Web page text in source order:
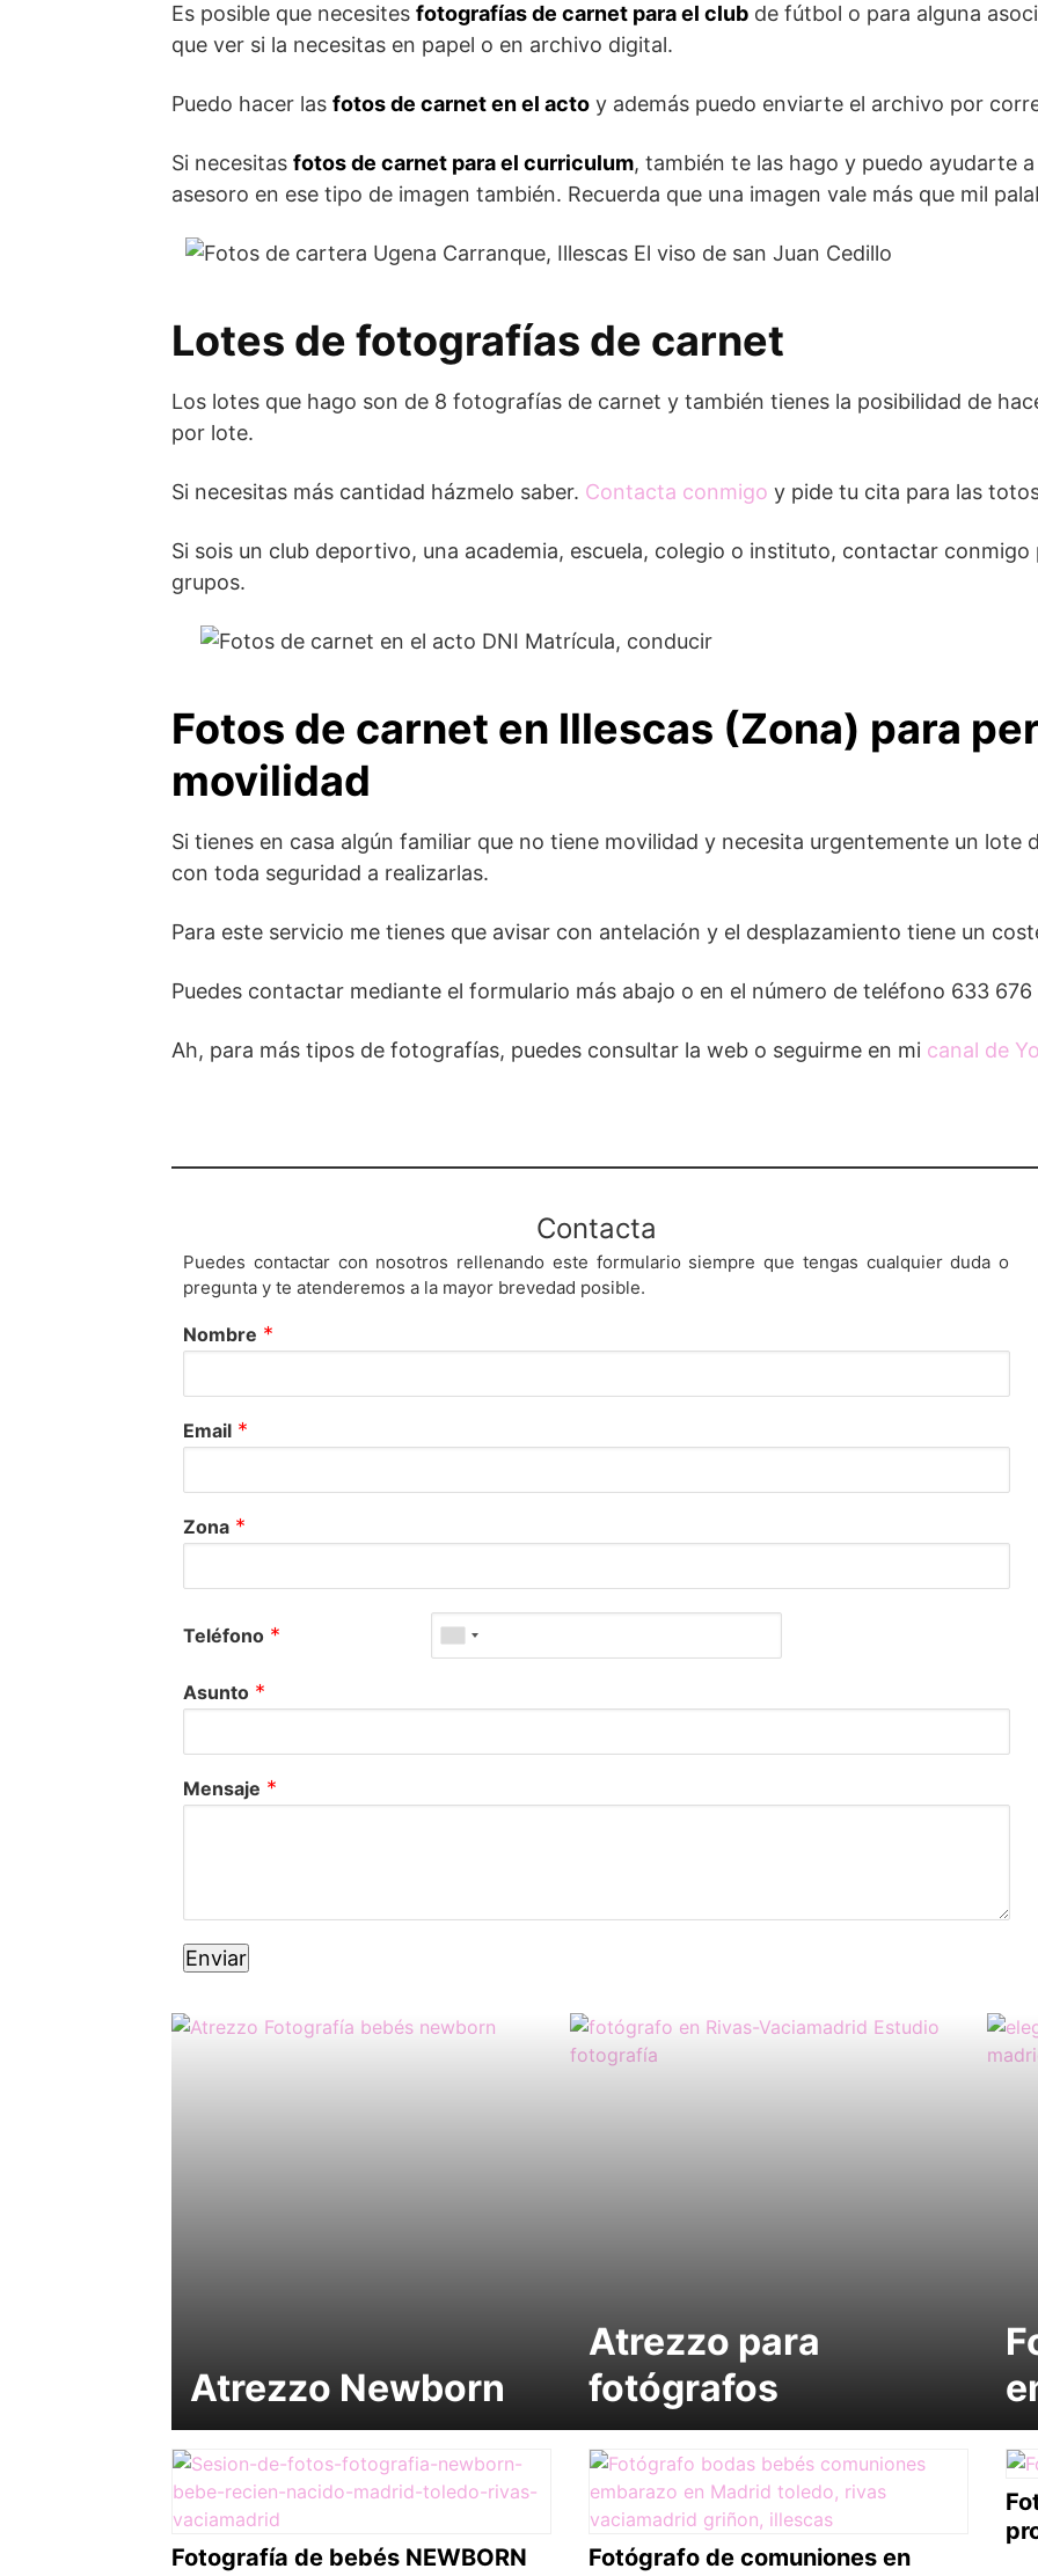
Es posible que necesites fotografías de carnet para el club de fútbol o para alguna
que ver si la necesitas en papel o en archivo digital.
Puedo hacer las fotos de carnet en el acto y además puedo enviarte el archivo por
Si necesitas fotos de carnet para el curriculum, también te las hago y puedo ayudarte
asesoro en ese tipo de imagen también. Recuerda que una imagen vale más que mil
Lotes de fotografías de carnet
Los lotes que hago son de 8 fotografías de carnet y también tienes la posibilidad de
por lote.
Si necesitas más cantidad házmelo saber. Contacta conmigo y pide tu cita para las
Si sois un club deportivo, una academia, escuela, colegio o instituto, contactar
grupos.
Fotos de carnet en Illescas (Zona) para
movilidad
Si tienes en casa algún familiar que no tiene movilidad y necesita urgentemente un lote
con toda seguridad a realizarlas.
Para este servicio me tienes que avisar con antelación y el desplazamiento tiene un
Puedes contactar mediante el formulario más abajo o en el número de teléfono 633 676
Ah, para más tipos de fotografías, puedes consultar la web o seguirme en mi canal de
Contacta
Puedes contactar con nosotros rellenando este formulario siempre que tengas cualquier duda o
pregunta y te atenderemos a la mayor brevedad posible.
Nombre *
Email *
Zona *
Teléfono *
Asunto *
Mensaje *
Enviar
Atrezzo Newborn
Atrezzo para
fotógrafos
Fotografía de bebés NEWBORN
Fotógrafo de comuniones en